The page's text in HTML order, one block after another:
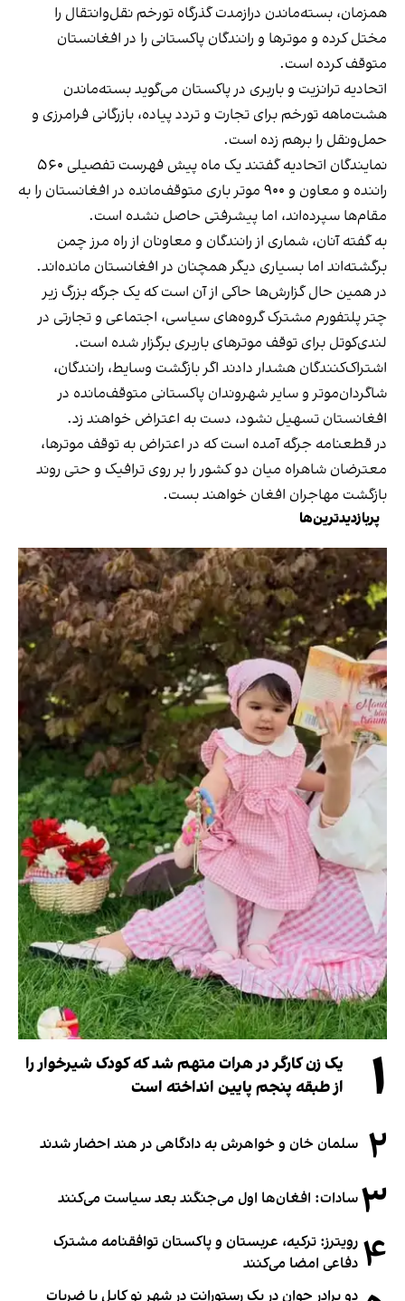
همزمان، بسته‌ماندن درازمدت گذرگاه تورخم نقل‌وانتقال را
مختل کرده و موترها و رانندگان پاکستانی را در افغانستان
متوقف کرده است.
اتحادیه ترانزیت و باربری در پاکستان می‌گوید بسته‌ماندن
هشت‌ماهه تورخم برای تجارت و تردد پیاده، بازرگانی فرامرزی و
حمل‌ونقل را برهم زده است.
نمایندگان اتحادیه گفتند یک ماه پیش فهرست تفصیلی ۵۶۰
راننده و معاون و ۹۰۰ موتر باری متوقف‌مانده در افغانستان را به
مقام‌ها سپرده‌اند، اما پیشرفتی حاصل نشده است.
به گفته آنان، شماری از رانندگان و معاونان از راه مرز چمن
برگشته‌اند اما بسیاری دیگر همچنان در افغانستان مانده‌اند.
در همین حال گزارش‌ها حاکی از آن است که یک جرگه بزرگ زیر
چتر پلتفورم مشترک گروه‌های سیاسی، اجتماعی و تجارتی در
لندی‌کوتل برای توقف موترهای باربری برگزار شده است.
اشتراک‌کنندگان هشدار دادند اگر بازگشت وسایط، رانندگان،
شاگردان‌موتر و سایر شهروندان پاکستانی متوقف‌مانده در
افغانستان تسهیل نشود، دست به اعتراض خواهند زد.
در قطعنامه جرگه آمده است که در اعتراض به توقف موترها،
معترضان شاهراه میان دو کشور را بر روی ترافیک و حتی روند
بازگشت مهاجران افغان خواهند بست.
پربازدیدترین‌ها
۱
یک زن کارگر در هرات متهم شد که کودک شیرخوار را
از طبقه پنجم پایین انداخته است
۲ سلمان خان و خواهرش به دادگاهی در هند احضار شدند
۳سادات: افغان‌ها اول می‌جنگند بعد سیاست می‌کنند
۴ رویترز: ترکیه، عربستان و پاکستان توافقنامه مشترک
دفاعی امضا می‌کنند